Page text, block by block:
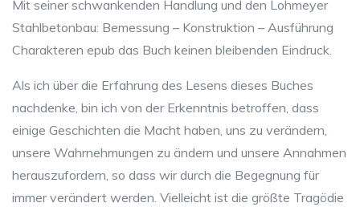
Mit seiner schwankenden Handlung und den Lohmeyer
Stahlbetonbau: Bemessung – Konstruktion – Ausführung
Charakteren epub das Buch keinen bleibenden Eindruck.
Als ich über die Erfahrung des Lesens dieses Buches
nachdenke, bin ich von der Erkenntnis betroffen, dass
einige Geschichten die Macht haben, uns zu verändern,
unsere Wahrnehmungen zu ändern und unsere Annahmen
herauszufordern, so dass wir durch die Begegnung für
immer verändert werden. Vielleicht ist die größte Tragödie